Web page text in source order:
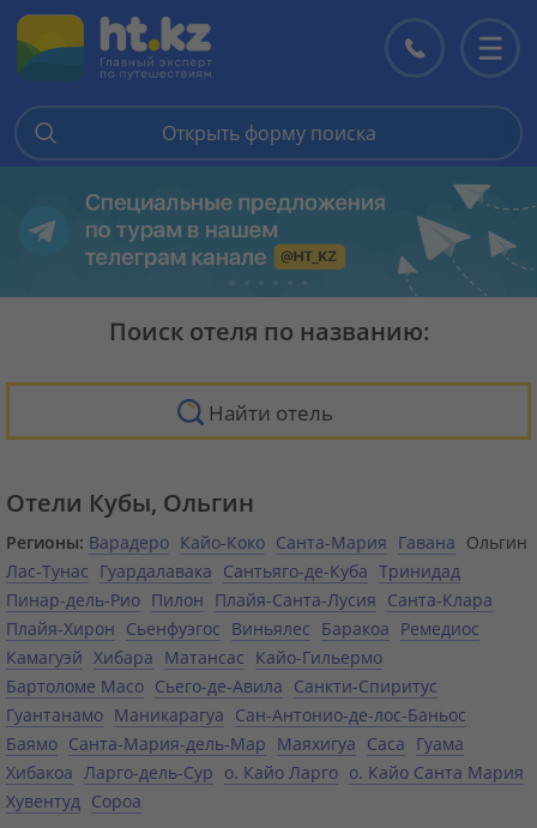
Контакты
Открыть форму поиска
Поиск отеля по названию:
Найти отель
Отели Кубы, Ольгин
Регионы: Варадеро Кайо-Коко Санта-Мария Гавана Ольгин
Лас-Тунас Гуардалавака Сантьяго-де-Куба Тринидад
Пинар-дель-Рио Пилон Плайя-Санта-Лусия Санта-Клара
Плайя-Хирон Сьенфуэгос Виньялес Баракоа Ремедиос
Камагуэй Хибара Матансас Кайо-Гильермо
Бартоломе Масо Сьего-де-Авила Санкти-Спиритус
Гуантанамо Маникарагуа Сан-Антонио-де-лос-Баньос
Баямо Санта-Мария-дель-Мар Маяхигуа Саса Гуама
Хибакоа Ларго-дель-Сур о. Кайо Ларго о. Кайо Санта Мария
Хувентуд Сороа